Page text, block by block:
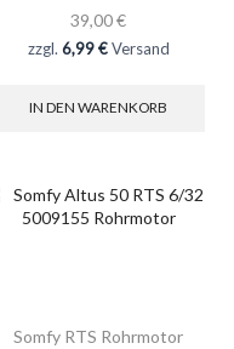
39,00€
zzgl. 6,99 €Versand
IN DEN WARENKORB
Somfy RTS Rohrmotor